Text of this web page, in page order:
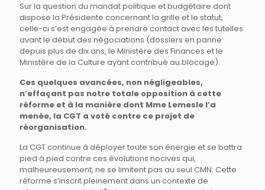
Sur la question du mandat politique et budgétaire dont
dispose la Présidente concernant la grille et le statut,
celle-ci s’est engagée à prendre contact avec les tutelles
avant le début des négociations (dossiers en panne
depuis plus de dix ans, le Ministère des Finances et le
Ministère de la Culture ayant contribué au blocage).
Ces quelques avancées, non négligeables,
n’effaçant pas notre totale opposition à cette
réforme et à la manière dont Mme Lemesle l’a
menée, la CGT a voté contre ce projet de
réorganisation.
La CGT continue à déployer toute son énergie et se battra
pied à pied contre ces évolutions nocives qui,
malheureusement, ne se limitent pas au seul CMN. Cette
réforme s’inscrit pleinement dans un contexte de